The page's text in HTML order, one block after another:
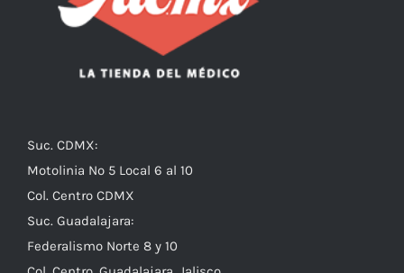
Suc. CDMX:
Motolinia No 5 Local 6 al 10
Col. Centro CDMX
Suc. Guadalajara:
Federalismo Norte 8 y 10